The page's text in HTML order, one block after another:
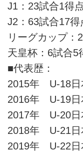
J1：23試合1得点
J2：63試合17得
リーグカップ：
天皇杯：6試合5
■代表歴：
2015年 U-18日
2016年 U-19日
2017年 U-20日
2018年 U-21日
2019年 U-22日